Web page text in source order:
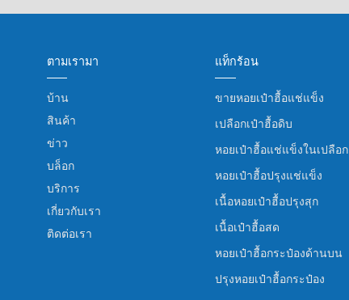
ตามเรามา
บ้าน
สินค้า
ข่าว
บล็อก
บริการ
เกี่ยวกับเรา
ติดต่อเรา
แท็กร้อน
ขายหอยเป๋าฮื้อแช่แข็ง
เปลือกเป๋าฮื้อดิบ
หอยเป๋าฮื้อแช่แข็งในเปลือก
หอยเป๋าฮื้อปรุงแช่แข็ง
เนื้อหอยเป๋าฮื้อปรุงสุก
เนื้อเป๋าฮื้อสด
หอยเป๋าฮื้อกระป๋องด้านบน
ปรุงหอยเป๋าฮื้อกระป๋อง